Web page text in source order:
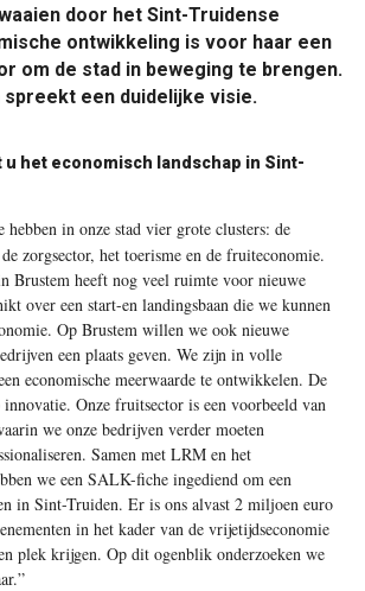
door het Sint-Truidense
ontwikkeling is voor haar een
om de stad in beweging te brengen.
spreekt een duidelijke visie.
u het economisch landschap in Sint-
hebben in onze stad vier grote clusters: de
zorgsector, het toerisme en de fruiteconomie.
Brustem heeft nog veel ruimte voor nieuwe
over een start-en landingsbaan die we kunnen
Op Brustem willen we ook nieuwe
een plaats geven. We zijn in volle
economische meerwaarde te ontwikkelen. De
Onze fruitsector is een voorbeeld van
we onze bedrijven verder moeten
Samen met LRM en het
we een SALK-fiche ingediend om een
in Sint-Truiden. Er is ons alvast 2 miljoen euro
in het kader van de vrijetijdseconomie
plek krijgen. Op dit ogenblik onderzoeken we